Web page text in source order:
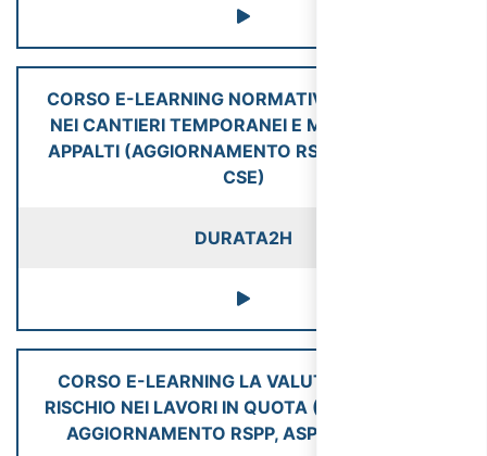
CORSO E-LEARNING NORMATIVA SICUREZZA
NEI CANTIERI TEMPORANEI E MOBILI E NEGLI
APPALTI (AGGIORNAMENTO RSPP, ASPP, CSP,
CSE)
DURATA2H
CORSO E-LEARNING LA VALUTAZIONE DEL
RISCHIO NEI LAVORI IN QUOTA (VALIDO COME
AGGIORNAMENTO RSPP, ASPP, CSP, CSE)